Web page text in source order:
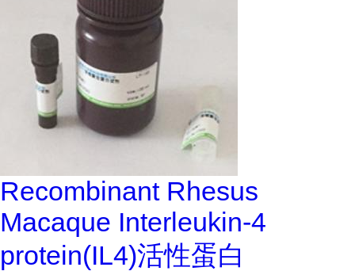
Recombinant Rhesus
Macaque Interleukin-4
protein(IL4)活性蛋白